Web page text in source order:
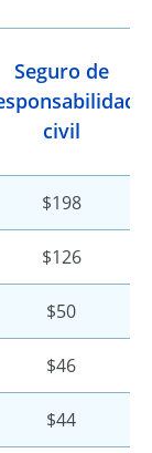
Seguro de
civil
$198
$126
$50
$46
$44